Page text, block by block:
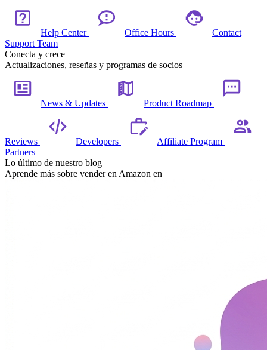
Help Center Office Hours
Contact
Support Team
Conecta y crece
Actualizaciones, reseñas y programas de socios
News & Updates Product Roadmap
Reviews Developers
Affiliate Program
Partners
Lo último de nuestro blog
Aprende más sobre vender en Amazon en